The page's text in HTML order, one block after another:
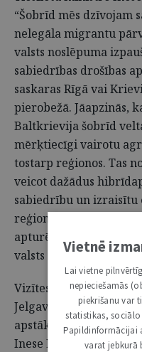
“Šobrīd mēs dzīvojam
nelegāla migrantu
valsts noslēpuma
sabiedrības drošības
saskaras Rīgā vai
pierobežā. Jāapzinās,
Baltkrievija šobrīd
mērķtiecīgi vairotu
tostarp reģionos. Tas
veicot dažādus
sabiedrību un izraisītu
reģionos šobrīd ir
apturētu agresijas
valsts drošību.”
Vizītes noslēgumā
Jelgavas cietumu, kur
apstākļiem un
Inese Lībiņa-Egnere
Vietnē
Lai vietne
nepieciešamās
piekrišanu var
statistikas,
Papildinformācijai
varat jebkurā